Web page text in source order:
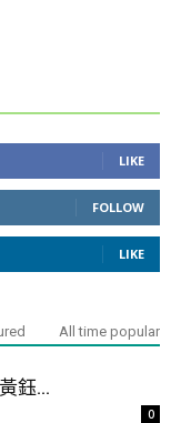
LIKE
FOLLOW
LIKE
All time popular
鈺...
0